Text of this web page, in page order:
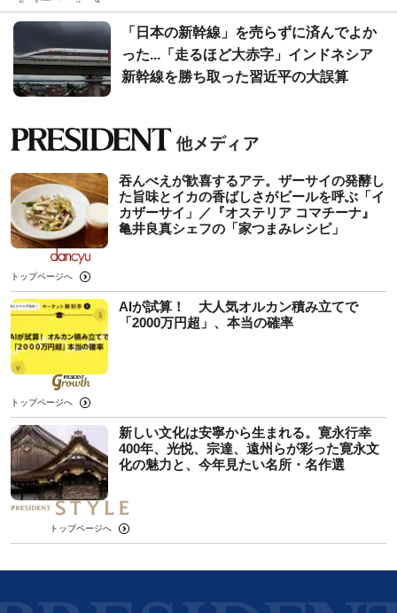
「日本の新幹線」を売らずに済んでよか
った...「走るほど大赤字」インドネシア
新幹線を勝ち取った習近平の大誤算
吞んべえが歓喜するアテ。ザーサイの発酵し
た旨味とイカの香ばしさがビールを呼ぶ「イ
カザーサイ」／『オステリア コマチーナ』
⻲井良真シェフの「家つまみレシピ」
トップページへ
AIが試算！ 大人気オルカン積み立てで
「2000万円超」、本当の確率
トップページへ
新しい文化は安寧から生まれる。寛永行幸
400年、光悦、宗達、遠州らが彩った寛永文
化の魅力と、今年見たい名所・名作選
トップページへ